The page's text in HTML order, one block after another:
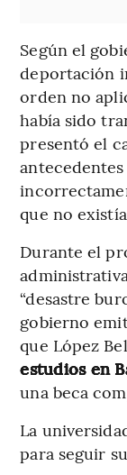
Según el
deportación
orden no
había sido
presentó el
que no
Durante el
“desastre
gobierno
que López
estudios en
una beca
La
para seguir